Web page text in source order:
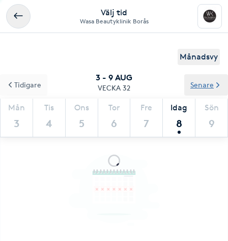
Välj tid
Wasa Beautyklinik Borås
Månadsvy
3 - 9 AUG
VECKA 32
Mån
3
Tis
4
Ons
5
Tor
6
Fre
7
Idag
8
Sön
9
Tidigare Senare